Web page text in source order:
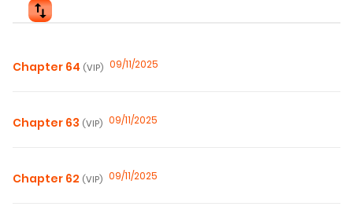
Chapter 64 (VIP) 09/11/2025
Chapter 63 (VIP) 09/11/2025
Chapter 62 (VIP) 09/11/2025